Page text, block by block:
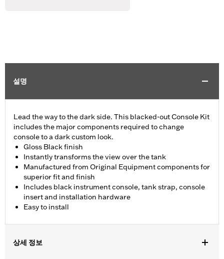
설명
Lead the way to the dark side. This blacked-out Console Kit
includes the major components required to change
console to a dark custom look.
Gloss Black finish
Instantly transforms the view over the tank
Manufactured from Original Equipment components for
superior fit and finish
Includes black instrument console, tank strap, console
insert and installation hardware
Easy to install
상세 정보